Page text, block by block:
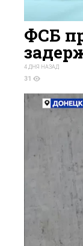
ФСБ
4 ДНЯ НАЗАД
31